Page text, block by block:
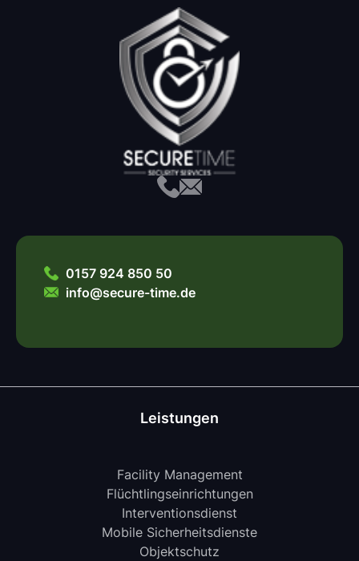
0157 924 850 50
info@secure-time.de
Leistungen
Facility Management
Flüchtlingseinrichtungen
Interventionsdienst
Mobile Sicherheitsdienste
Objektschutz